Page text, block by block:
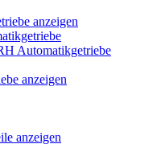
anzeigen
Automatikgetriebe
anzeigen
anzeigen